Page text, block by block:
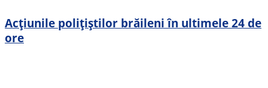
Acțiunile polițiștilor brăileni în ultimele 24 de
ore